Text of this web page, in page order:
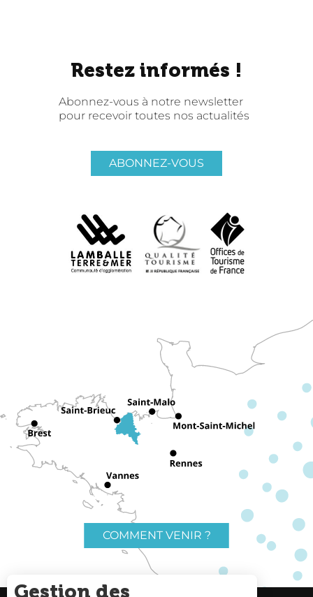
Restez informés !
Abonnez-vous à notre newsletter
pour recevoir toutes nos actualités
ABONNEZ-VOUS
COMMENT VENIR ?
Gestion des